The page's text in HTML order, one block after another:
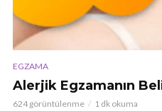
EGZAMA
Alerjik Egzamanın
624 görüntülenme 1 dk okuma